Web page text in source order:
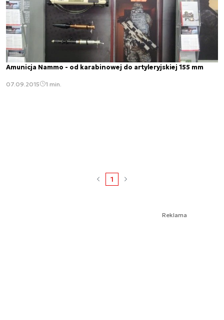
Amunicja Nammo - od karabinowej do artyleryjskiej 155 mm
07.09.2015 1 min.
1
Reklama